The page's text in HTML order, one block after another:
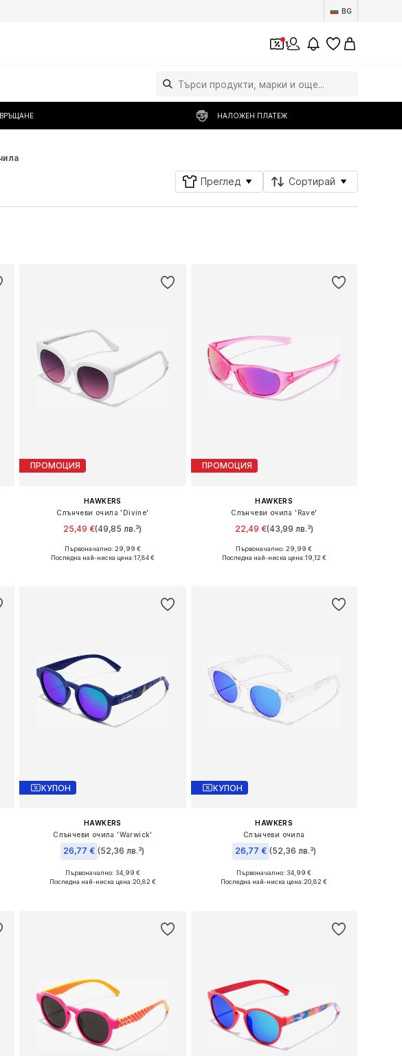
BG
1
НАЛОЖЕН ПЛАТЕЖ
Преглед Сортирай
ПРОМОЦИЯ
HAWKERS
Слънчеви очила 'Divine'
25,49 €(49,85 лв.³)
Налични размери: Onesize
Първоначално: 29,99 €
Последна най-ниска цена:17,84 €
ПРОМОЦИЯ
HAWKERS
Слънчеви очила 'Rave'
22,49 €(43,99 лв.³)
+1
Налични размери: Onesize
Първоначално: 29,99 €
Последна най-ниска цена:19,12 €
КУПОН
HAWKERS
Слънчеви очила 'Warwick'
26,77 € (52,36 лв.³)
Налични размери: Onesize
Първоначално: 34,99 €
Последна най-ниска цена:20,82 €
КУПОН
HAWKERS
Слънчеви очила
26,77 € (52,36 лв.³)
Налични размери: Onesize
Първоначално: 34,99 €
Последна най-ниска цена:20,82 €